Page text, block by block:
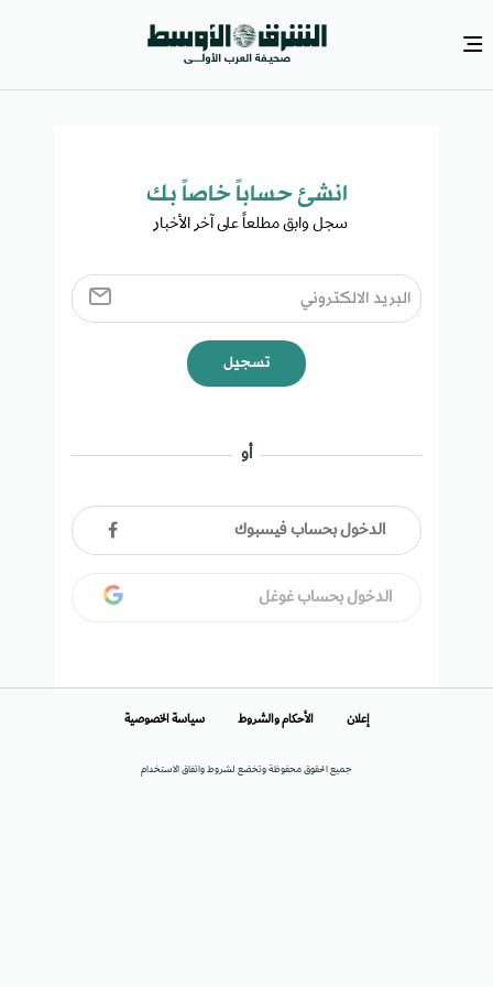
انشئ حساباً خاصاً بك​
سجل وابق مطلعاً على آخر الأخبار ​
تسجيل
أو
الدخول بحساب فيسبوك
الدخول بحساب غوغل
جميع الحقوق محفوظة وتخضع لشروط واتفاق الاستخدام
إعلان الأحكام والشروط سياسة الخصوصية